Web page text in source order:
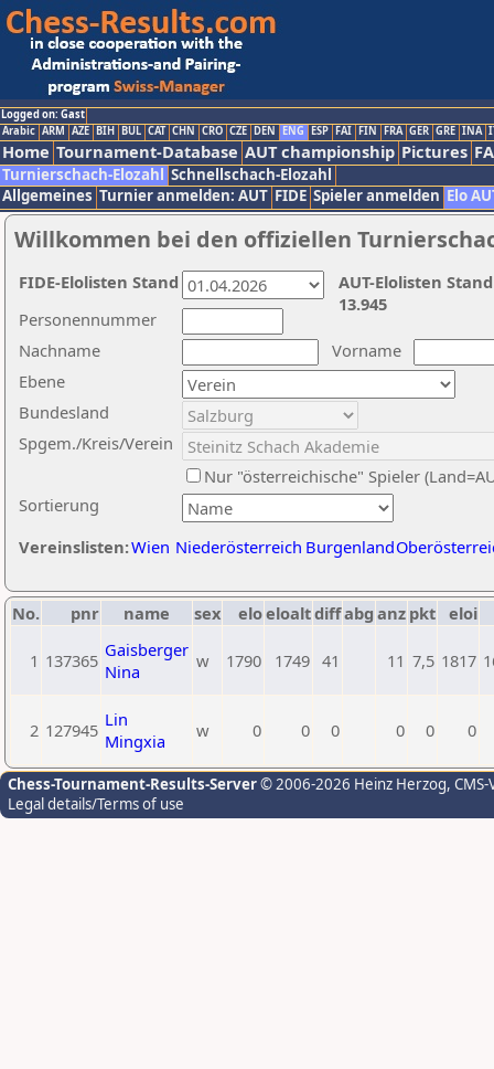
Logged on: Gast
Arabic ARM AZE BIH BUL CAT CHN CRO CZE DEN ENG ESP FAI FIN FRA GER GRE INA
Home Tournament-Database AUT championship Pictures
Turnierschach-Elozahl Schnellschach-Elozahl
Allgemeines Turnier anmelden: AUT FIDE Spieler anmelden Elo
Willkommen bei den offiziellen
Nachname
Vorname
Ebene
Sortierung
Personennummer
Bundesland
Spgem./Kreis/Verein
Nur "österreichische" Spieler
Vereinslisten:Wien Niederösterreich Burgenland
AUT-Elolisten
13.945
FIDE-Elolisten Stand
No. pnr name sex eloeloaltdiffabg anz pkt eloi
1 137365 Gaisberger
Nina
w 1790 1749 41 11 7,5 1817
2 127945 Lin
Mingxia
w 0 0 0 0 0 0
Chess-Tournament-Results-Server© 2006-2026 Heinz Herzog,
Legal details/Terms of use